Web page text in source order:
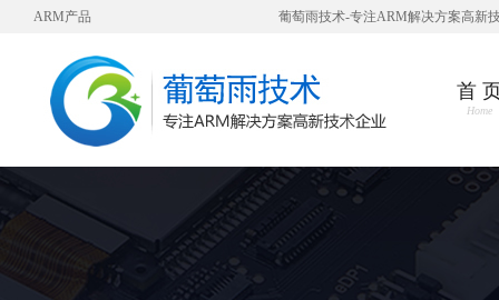
ARM产品 葡萄雨技术-专注ARM解决方案高新
首
Home